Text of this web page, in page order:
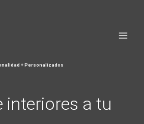
+ Personalizados
interiores a tu